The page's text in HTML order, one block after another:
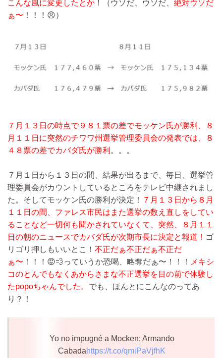
こんな風に変更したとか ！（ウソだ、ウソだ、 絶対ウソだ
ぁ〜 ！！！😠）
７月１３日の時点で９８１票の差でモッケン氏が勝利、８
月１１日に突然のチワワ州選挙管理委員会の発表では、８
４８票の差でカバダ氏が勝利 。。。
７月１日から１３日の間、結果が出るまで、毎日、選挙管
理委員会がカウントしているところをテレビ中継されまし
た。そしてモッケン氏の勝利が決定！
７月１３日から８月
１１日の間、ファレス市民はまた選挙の数え直しをしてい
ることなど一切何も聞かされていなくて、突然、８月１１
日の朝のニュースでカバダ氏が次期市長に決定と報道！ ゴ
リゴリ押しもいいとこ！ 不正だぁ不正だぁ不正だ
ぁ〜 ！！！😡💨っていうか恐喝、略奪だぁ〜！！！
メキシ
コのとんでもなくあからさまな不正選挙を目の前で体験し
たpopoちゃんでした。 でも、ほんとにこんなのってあ
り？！
Yo no impugné a Mocken: Armando
Cabadahttps://t.co/qmiPaVjfhK